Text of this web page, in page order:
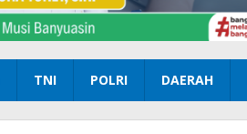
TNI POLRI DAERAH